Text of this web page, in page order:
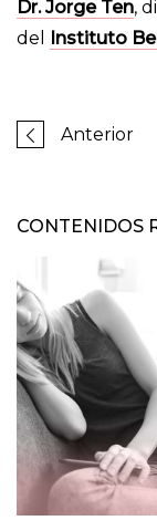
Dr. Jorge Ten,
del
Instituto
Anterior
CONTENIDOS